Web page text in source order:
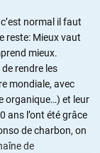
normal il faut
reste: Mieux vaut
mieux.
rendre les
mondiale, avec
organique…) et leur
ans l’ont été grâce
de charbon, on
de